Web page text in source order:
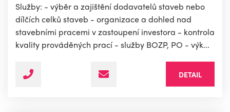
Služby: - výběr a zajištění dodavatelů staveb nebo
dílčích celků staveb - organizace a dohled nad
stavebními pracemi v zastoupení investora - kontrola
kvality prováděných prací - služby BOZP, PO - výk...
DETAIL